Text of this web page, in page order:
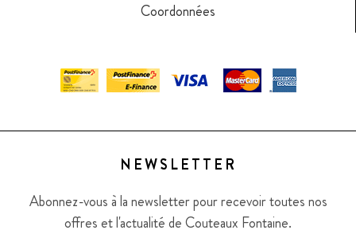
Coordonnées
NEWSLETTER
Abonnez-vous à la newsletter pour recevoir toutes nos
offres et l'actualité de Couteaux Fontaine.